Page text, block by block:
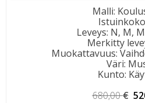
Malli:
Istuinkoko
Leveys: N, M,
Merkitty
Muokattavuus:
Väri:
Kunto:
680,00€